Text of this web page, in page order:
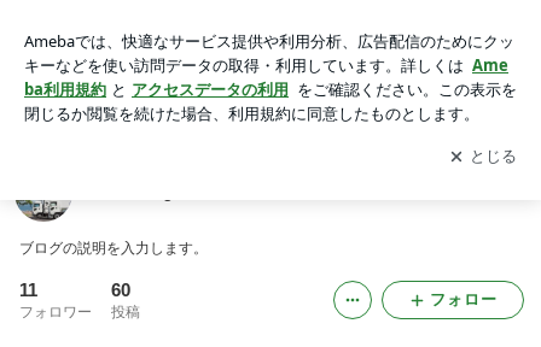
アプリをダウンロードして ブログの更新通知
を受け取りまし
ょう。
開く
ブログの説明を入力します。
11
フォロワー
60
投稿
フォロー